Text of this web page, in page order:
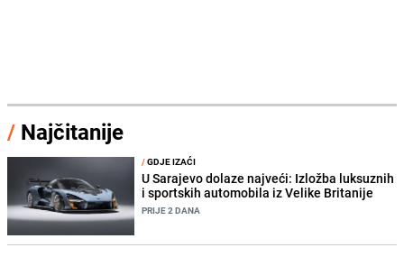
/ Najčitanije
/GDJE IZAĆI
U Sarajevo dolaze najveći: Izložba luksuznih
i sportskih automobila iz Velike Britanije
PRIJE 2 DANA